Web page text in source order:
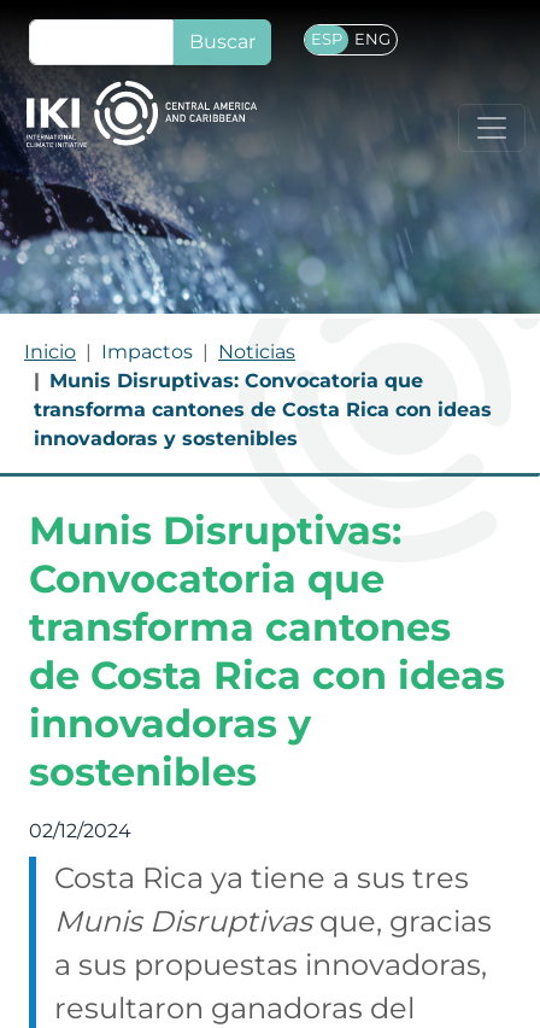
Pasar al contenido principal
Buscar ESP ENG
RUTA DE NAVEGACIÓN
Inicio Impactos
Noticias
Munis Disruptivas: Convocatoria que
transforma cantones de Costa Rica con ideas
innovadoras y sostenibles
Munis Disruptivas:
Convocatoria que
transforma cantones
de Costa Rica con ideas
innovadoras y
sostenibles
02/12/2024
Costa Rica ya tiene a sus tres
Munis Disruptivasque, gracias
a sus propuestas innovadoras,
resultaron ganadoras del